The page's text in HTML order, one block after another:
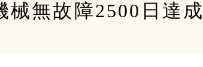
械無故障2500日達成